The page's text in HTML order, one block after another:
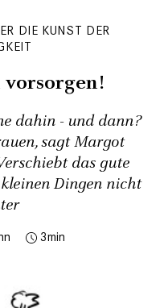
DIE KUNST DER S
dahin - und dann?
sagt Margot
das gute
Dingen nicht
3